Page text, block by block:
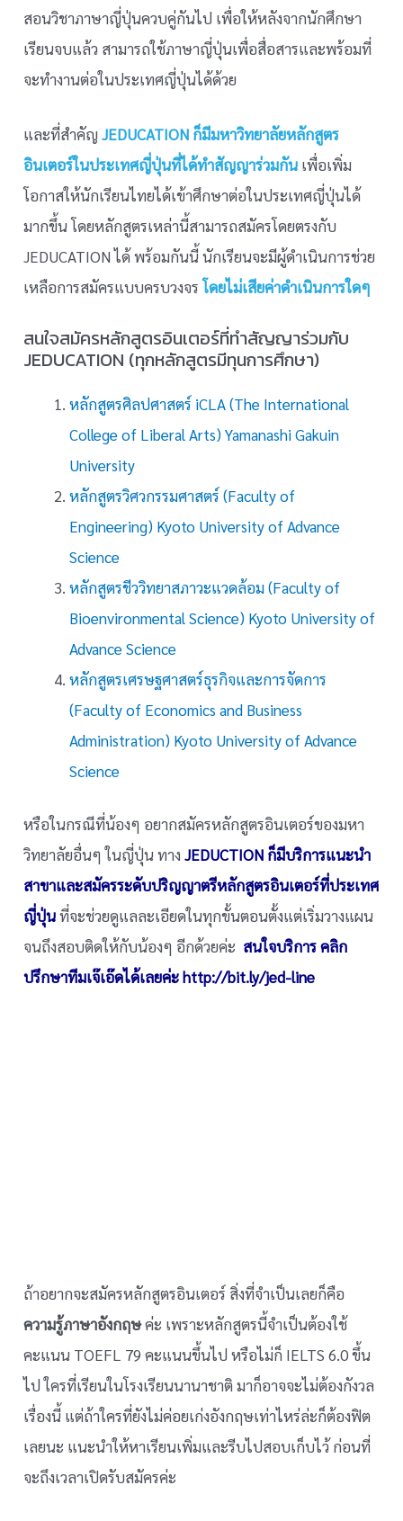
สอนวิชาภาษาญี่ปุ่นควบคู่กันไป เพื่อให้หลังจากนักศึกษา
เรียนจบแล้ว สามารถใช้ภาษาญี่ปุ่นเพื่อสื่อสารและพร้อมที่
จะทำงานต่อในประเทศญี่ปุ่นได้ด้วย
และที่สำคัญ JEDUCATION ก็มีมหาวิทยาลัยหลักสูตร
อินเตอร์ในประเทศญี่ปุ่นที่ได้ทำสัญญาร่วมกัน เพื่อเพิ่ม
โอกาสให้นักเรียนไทยได้เข้าศึกษาต่อในประเทศญี่ปุ่นได้
มากขึ้น โดยหลักสูตรเหล่านี้สามารถสมัครโดยตรงกับ
JEDUCATION ได้ พร้อมกันนี้ นักเรียนจะมีผู้ดำเนินการช่วย
เหลือการสมัครแบบครบวงจรโดยไม่เสียค่าดำเนินการใดๆ
สนใจสมัครหลักสูตรอินเตอร์ที่ทำสัญญาร่วมกับ
JEDUCATION (ทุกหลักสูตรมีทุนการศึกษา)
หลักสูตรศิลปศาสตร์ iCLA (The International
College of Liberal Arts) Yamanashi Gakuin
University
หลักสูตรวิศวกรรมศาสตร์ (Faculty of
Engineering) Kyoto University of Advance
Science
หลักสูตรชีววิทยาสภาวะแวดล้อม (Faculty of
Bioenvironmental Science) Kyoto University of
Advance Science
หลักสูตรเศรษฐศาสตร์ธุรกิจและการจัดการ
(Faculty of Economics and Business
Administration) Kyoto University of Advance
Science
หรือในกรณีที่น้องๆ อยากสมัครหลักสูตรอินเตอร์ของมหา
วิทยาลัยอื่นๆ ในญี่ปุ่น ทาง JEDUCTION ก็มีบริการแนะนำ
สาขาและสมัครระดับปริญญาตรีหลักสูตรอินเตอร์ที่ประเทศ
ญี่ปุ่นที่จะช่วยดูแลละเอียดในทุกขั้นตอนตั้งแต่เริ่มวางแผน
จนถึงสอบติดให้กับน้องๆ อีกด้วยค่ะ สนใจบริการคลิก
ปรึกษาทีมเจ๊เอ๊ดได้เลยค่ะ http://bit.ly/jed-line
ถ้าอยากจะสมัครหลักสูตรอินเตอร์ สิ่งที่จำเป็นเลยก็คือ
ความรู้ภาษาอังกฤษค่ะ เพราะหลักสูตรนี้จำเป็นต้องใช้
คะแนน TOEFL 79 คะแนนขึ้นไป หรือไม่ก็ IELTS 6.0 ขึ้น
ไป ใครที่เรียนในโรงเรียนนานาชาติ มาก็อาจจะไม่ต้องกังวล
เรื่องนี้ แต่ถ้าใครที่ยังไม่ค่อยเก่งอังกฤษเท่าไหร่ล่ะก็ต้องฟิต
เลยนะ แนะนำให้หาเรียนเพิ่มและรีบไปสอบเก็บไว้ ก่อนที่
จะถึงเวลาเปิดรับสมัครค่ะ